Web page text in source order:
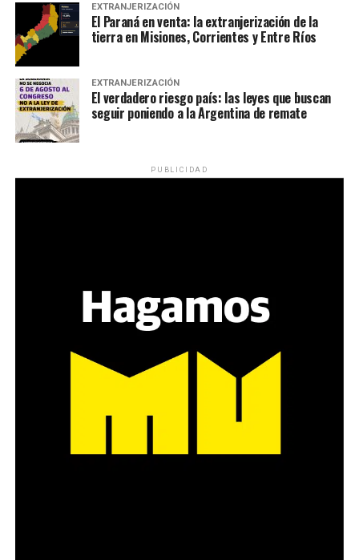
EXTRANJERIZACIÓN
El Paraná en venta: la extranjerización de la
tierra en Misiones, Corrientes y Entre Ríos
EXTRANJERIZACIÓN
El verdadero riesgo país: las leyes que buscan
seguir poniendo a la Argentina de remate
PUBLICIDAD